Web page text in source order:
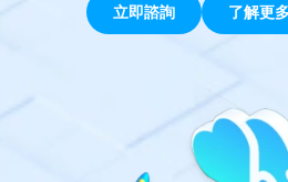
立即諮詢 了解更